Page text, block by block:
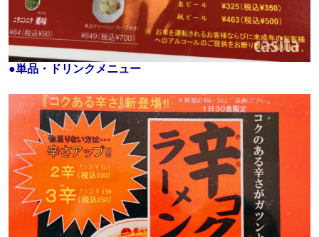
●単品・ドリンクメニュー